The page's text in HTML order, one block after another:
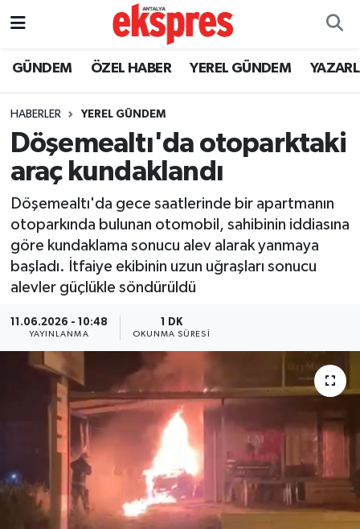
GÜNDEM ÖZEL HABER YEREL GÜNDEM
HABERLER YEREL GÜNDEM
Döşemealtı'da otoparktaki
araç kundaklandı
Döşemealtı'da gece saatlerinde bir apartmanın
otoparkında bulunan otomobil, sahibinin iddiasına
göre kundaklama sonucu alev alarak yanmaya
başladı. İtfaiye ekibinin uzun uğraşları sonucu
alevler güçlükle söndürüldü
11.06.2026 - 10:48
YAYINLANMA
1 DK
OKUNMA SÜRESI
ÖZEL HABER
YEREL GÜNDEM
EKONOMİ
KÜLTÜR - SANAT
SPOR
SAĞLIK
DÜNYA
EĞİTİM
TURİZM
RÖPORTAJ
Nöbetçi Eczaneler
Trafik Durumu
Süper Lig Puan Durumu ve Fikstür
Tüm Manşetler
Son Dakika Haberleri